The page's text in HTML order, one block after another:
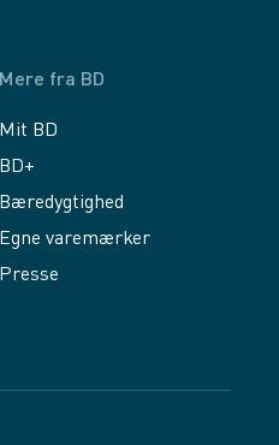
Mere fra BD
Mit BD
BD+
Bæredygtighed
Egne varemærker
Presse